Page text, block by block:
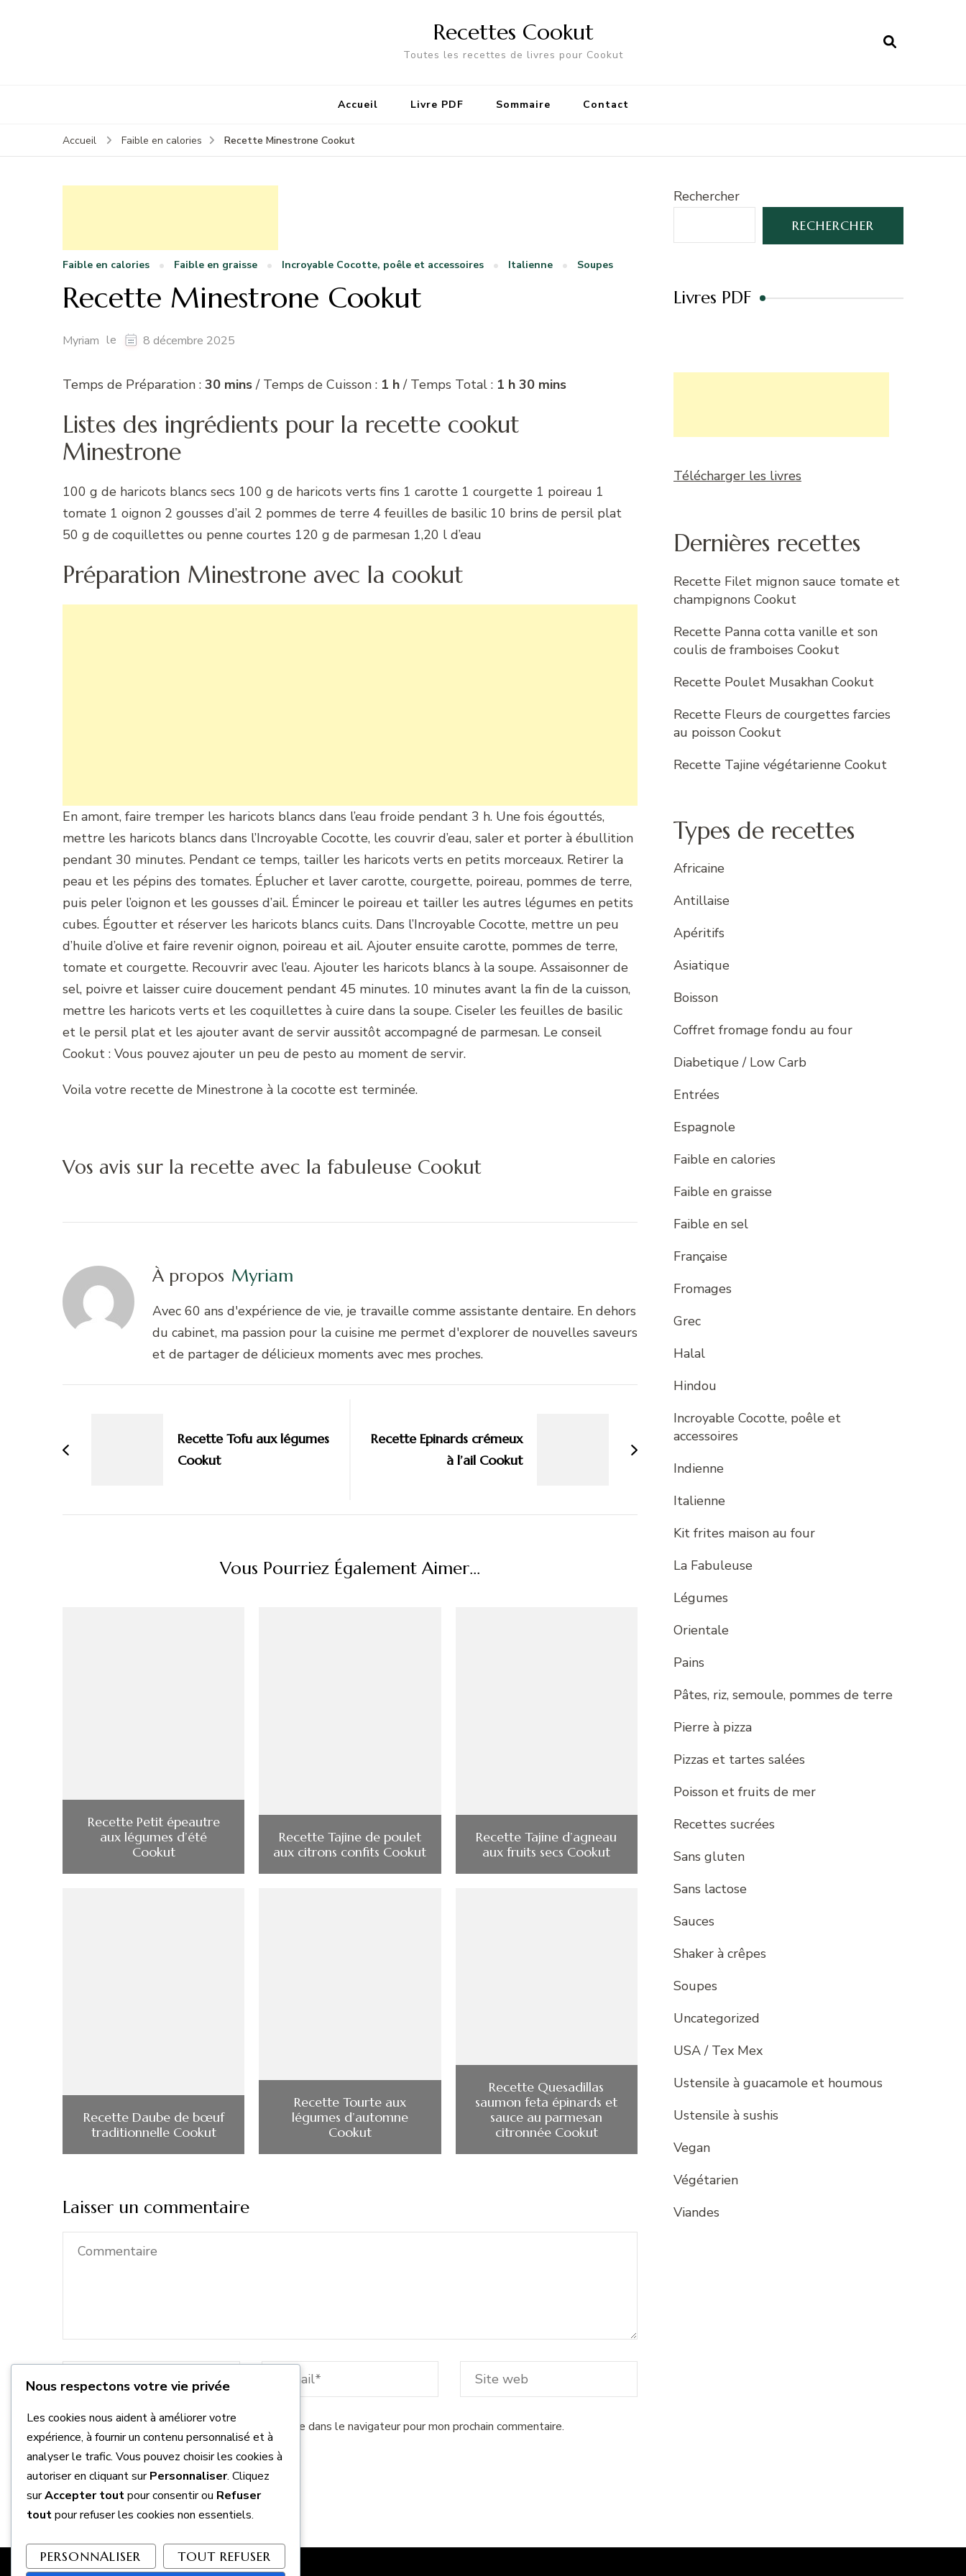
Recettes Cookut
Toutes les recettes de livres pour Cookut
Accueil Livre PDF Sommaire Contact
Accueil Faible en calories Recette Minestrone Cookut
Faible en calories Faible en graisse Incroyable Cocotte, poêle et accessoires Italienne Soupes
Recette Minestrone Cookut
Myriam le 8 décembre 2025
Temps de Préparation : 30 mins/ Temps de Cuisson : 1 h/ Temps Total : 1 h 30 mins
Listes des ingrédients pour la recette cookut
Minestrone
100 g de haricots blancs secs 100 g de haricots verts fins 1 carotte 1 courgette 1 poireau 1
tomate 1 oignon 2 gousses d’ail 2 pommes de terre 4 feuilles de basilic 10 brins de persil plat
50 g de coquillettes ou penne courtes 120 g de parmesan 1,20 l d’eau
Préparation Minestrone avec la cookut
En amont, faire tremper les haricots blancs dans l’eau froide pendant 3 h. Une fois égouttés,
mettre les haricots blancs dans l’Incroyable Cocotte, les couvrir d’eau, saler et porter à ébullition
pendant 30 minutes. Pendant ce temps, tailler les haricots verts en petits morceaux. Retirer la
peau et les pépins des tomates. Éplucher et laver carotte, courgette, poireau, pommes de terre,
puis peler l’oignon et les gousses d’ail. Émincer le poireau et tailler les autres légumes en petits
cubes. Égoutter et réserver les haricots blancs cuits. Dans l’Incroyable Cocotte, mettre un peu
d’huile d’olive et faire revenir oignon, poireau et ail. Ajouter ensuite carotte, pommes de terre,
tomate et courgette. Recouvrir avec l’eau. Ajouter les haricots blancs à la soupe. Assaisonner de
sel, poivre et laisser cuire doucement pendant 45 minutes. 10 minutes avant la fin de la cuisson,
mettre les haricots verts et les coquillettes à cuire dans la soupe. Ciseler les feuilles de basilic
et le persil plat et les ajouter avant de servir aussitôt accompagné de parmesan. Le conseil
Cookut : Vous pouvez ajouter un peu de pesto au moment de servir.
Voila votre recette de Minestrone à la cocotte est terminée.
Vos avis sur la recette avec la fabuleuse Cookut
À propos Myriam
Avec 60 ans d'expérience de vie, je travaille comme assistante dentaire. En dehors
du cabinet, ma passion pour la cuisine me permet d'explorer de nouvelles saveurs
et de partager de délicieux moments avec mes proches.
Recette Tofu aux légumes
Cookut
Recette Epinards crémeux
à l’ail Cookut
Vous Pourriez Également Aimer...
Recette Petit épeautre
aux légumes d’été
Cookut
Recette Tajine de poulet
aux citrons confits Cookut
Recette Tajine d’agneau
aux fruits secs Cookut
Recette Daube de bœuf
traditionnelle Cookut
Recette Tourte aux
légumes d’automne
Cookut
Recette Quesadillas
saumon feta épinards et
sauce au parmesan
citronnée Cookut
Laisser un commentaire
Enregistrer mon nom, mon e-mail et mon site dans le navigateur pour mon prochain commentaire.
Rechercher
RECHERCHER
Livres PDF
Télécharger les livres
Dernières recettes
Recette Filet mignon sauce tomate et
champignons Cookut
Recette Panna cotta vanille et son
coulis de framboises Cookut
Recette Poulet Musakhan Cookut
Recette Fleurs de courgettes farcies
au poisson Cookut
Recette Tajine végétarienne Cookut
Types de recettes
Africaine
Antillaise
Apéritifs
Asiatique
Boisson
Coffret fromage fondu au four
Diabetique / Low Carb
Entrées
Espagnole
Faible en calories
Faible en graisse
Faible en sel
Française
Fromages
Grec
Halal
Hindou
Incroyable Cocotte, poêle et
accessoires
Indienne
Italienne
Kit frites maison au four
La Fabuleuse
Légumes
Orientale
Pains
Pâtes, riz, semoule, pommes de terre
Pierre à pizza
Pizzas et tartes salées
Poisson et fruits de mer
Recettes sucrées
Sans gluten
Sans lactose
Sauces
Shaker à crêpes
Soupes
Uncategorized
USA / Tex Mex
Ustensile à guacamole et houmous
Ustensile à sushis
Vegan
Végétarien
Viandes
Nous respectons votre vie privée
Les cookies nous aident à améliorer votre
expérience, à fournir un contenu personnalisé et à
analyser le trafic. Vous pouvez choisir les cookies à
autoriser en cliquant surPersonnaliser. Cliquez
surAccepter toutpour consentir ou Refuser
toutpour refuser les cookies non essentiels.
PERSONNALISER
TOUT REFUSER